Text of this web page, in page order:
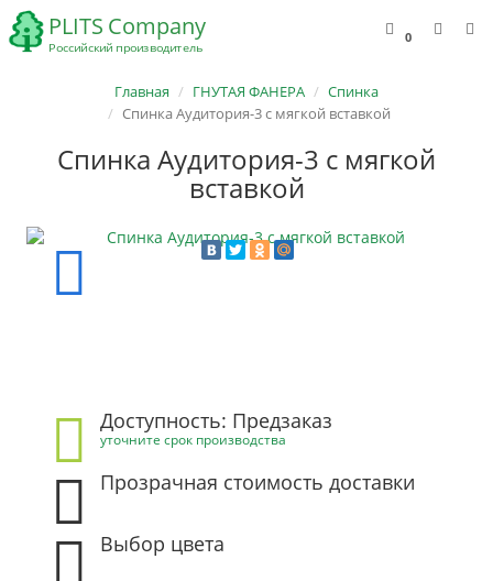
0
Главная ГНУТАЯ ФАНЕРА
Спинка
Спинка Аудитория-3 с мягкой вставкой
Спинка Аудитория-3 с мягкой
вставкой
Доступность: Предзаказ
уточните срок производства
Прозрачная стоимость доставки
Выбор цвета